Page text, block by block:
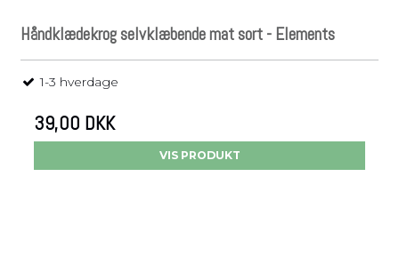
Håndklædekrog selvklæbende mat sort - Elements
1-3 hverdage
39,00 DKK
VIS PRODUKT